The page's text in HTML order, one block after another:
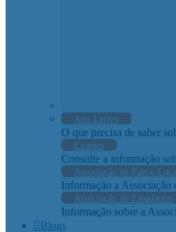
Ano Letivo
O que precisa de saber
Exames
Consulte a informação
Associação de Pais e
Informação a Associação
Associação de Estudantes
Informação sobre a
Blogs